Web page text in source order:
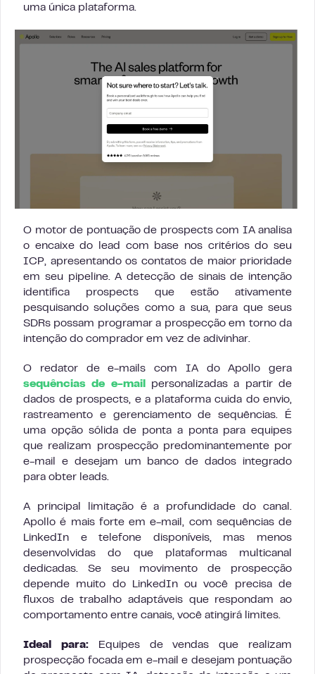
uma única plataforma.
O motor de pontuação de prospects com IA analisa
o encaixe do lead com base nos critérios do seu
ICP, apresentando os contatos de maior prioridade
em seu pipeline. A detecção de sinais de intenção
identifica prospects que estão ativamente
pesquisando soluções como a sua, para que seus
SDRs possam programar a prospecção em torno da
intenção do comprador em vez de adivinhar.
O redator de e-mails com IA do Apollo gera
sequências de e-mail
personalizadas a partir de
dados de prospects, e a plataforma cuida do envio,
rastreamento e gerenciamento de sequências. É
uma opção sólida de ponta a ponta para equipes
que realizam prospecção predominantemente por
e-mail e desejam um banco de dados integrado
para obter leads.
A principal limitação é a profundidade do canal.
Apollo é mais forte em e-mail, com sequências de
LinkedIn e telefone disponíveis, mas menos
desenvolvidas do que plataformas multicanal
dedicadas. Se seu movimento de prospecção
depende muito do LinkedIn ou você precisa de
fluxos de trabalho adaptáveis que respondam ao
comportamento entre canais, você atingirá limites.
Ideal para:Equipes de vendas que realizam
prospecção focada em e-mail e desejam pontuação